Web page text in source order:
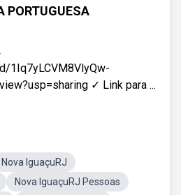
PORTUGUESA
1Iq7yLCVM8VlyQw-
✓ Link para ...
Nova IguaçuRJ
Nova IguaçuRJ Pessoas